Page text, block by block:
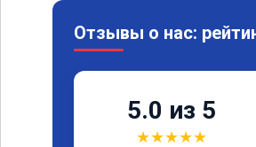
Отзывы о нас:
5.0 из 5
★★★★★